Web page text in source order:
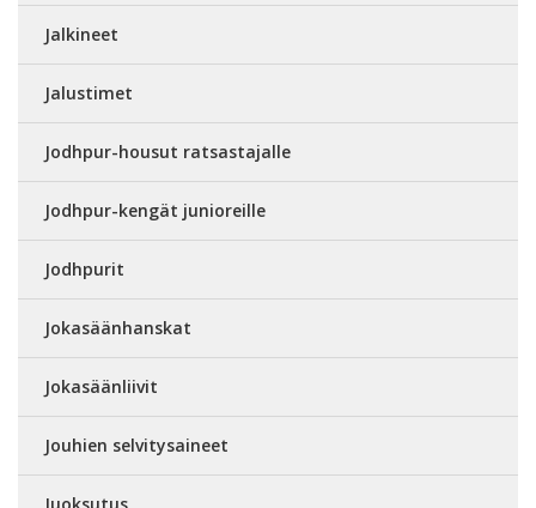
Jalkineet
Jalustimet
Jodhpur-housut ratsastajalle
Jodhpur-kengät junioreille
Jodhpurit
Jokasäänhanskat
Jokasäänliivit
Jouhien selvitysaineet